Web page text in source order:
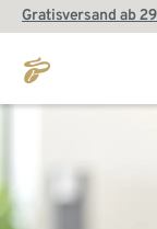
Gratisversand ab